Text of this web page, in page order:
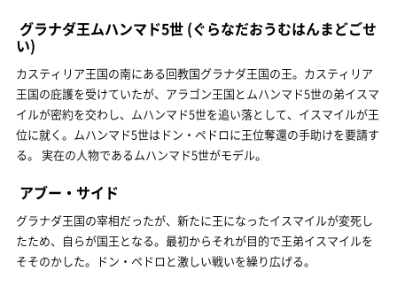
グラナダ王ムハンマド5世 (ぐらなだおうむはんまどごせ
い)
カスティリア王国の南にある回教国グラナダ王国の王。カスティリア
王国の庇護を受けていたが、アラゴン王国とムハンマド5世の弟イスマ
イルが密約を交わし、ムハンマド5世を追い落として、イスマイルが王
位に就く。ムハンマド5世はドン・ペドロに王位奪還の手助けを要請す
る。 実在の人物であるムハンマド5世がモデル。
アブー・サイド
グラナダ王国の宰相だったが、新たに王になったイスマイルが変死し
たため、自らが国王となる。最初からそれが目的で王弟イスマイルを
そそのかした。ドン・ペドロと激しい戦いを繰り広げる。